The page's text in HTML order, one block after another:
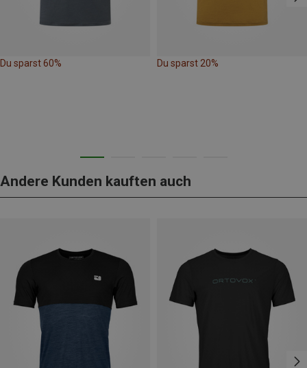
Du sparst 60% Du sparst 20%
Andere Kunden kauften auch